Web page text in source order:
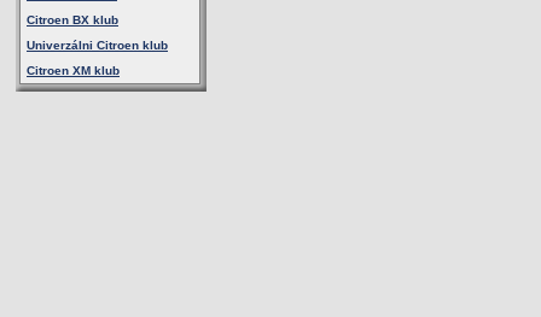
Citroen BX klub
Univerzálni Citroen klub
Citroen XM klub